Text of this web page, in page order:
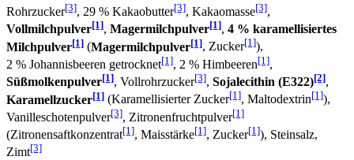
Rohrzucker[3], 29 % Kakaobutter[3], Kakaomasse[3],
Vollmilchpulver[1], Magermilchpulver[1], 4 % karamellisiertes
Milchpulver[1] (Magermilchpulver[1], Zucker[1]),
2 % Johannisbeeren getrocknet[1], 2 % Himbeeren[1],
Süßmolkenpulver[1], Vollrohrzucker[3], Sojalecithin (E322)[2],
Karamellzucker[1] (Karamellisierter Zucker[1], Maltodextrin[1]),
Vanilleschotenpulver[3], Zitronenfruchtpulver[1]
(Zitronensaftkonzentrat[1], Maisstärke[1], Zucker[1]), Steinsalz,
Zimt[3]